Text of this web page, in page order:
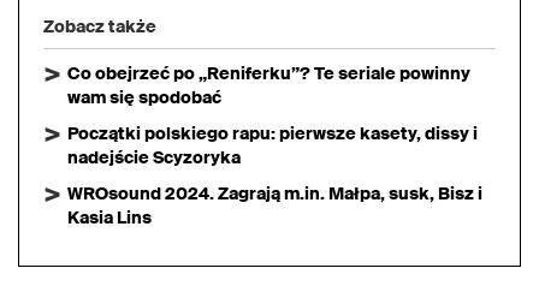
Zobacz także
Co obejrzeć po „Reniferku”? Te seriale powinny
wam się spodobać
Początki polskiego rapu: pierwsze kasety, dissy i
nadejście Scyzoryka
WROsound 2024. Zagrają m.in. Małpa, susk, Bisz i
Kasia Lins